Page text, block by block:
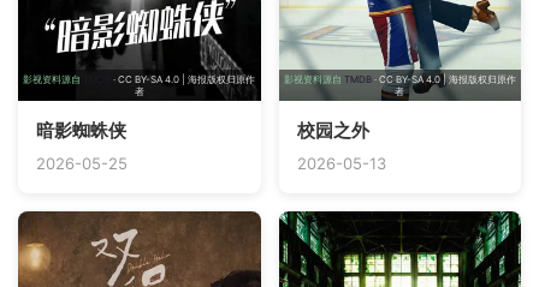
影视资料源自 TMDB
· CC BY-SA 4.0 | 海报版权归原作
者
暗影蜘蛛侠
2026-05-25
影视资料源自 TMDB· CC BY-SA 4.0 | 海报版权归原作
者
校园之外
2026-05-13